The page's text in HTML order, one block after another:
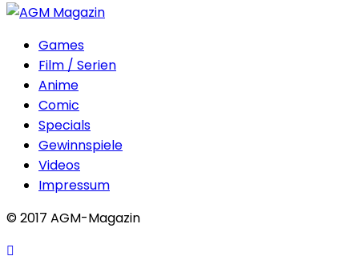
Games
Film / Serien
Anime
Comic
Specials
Gewinnspiele
Videos
Impressum
© 2017 AGM-Magazin